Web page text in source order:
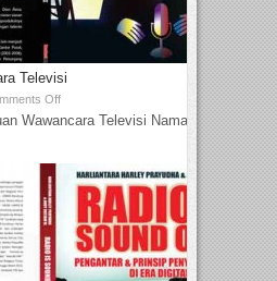
Televisi
Off
Wawancara Televisi Nama